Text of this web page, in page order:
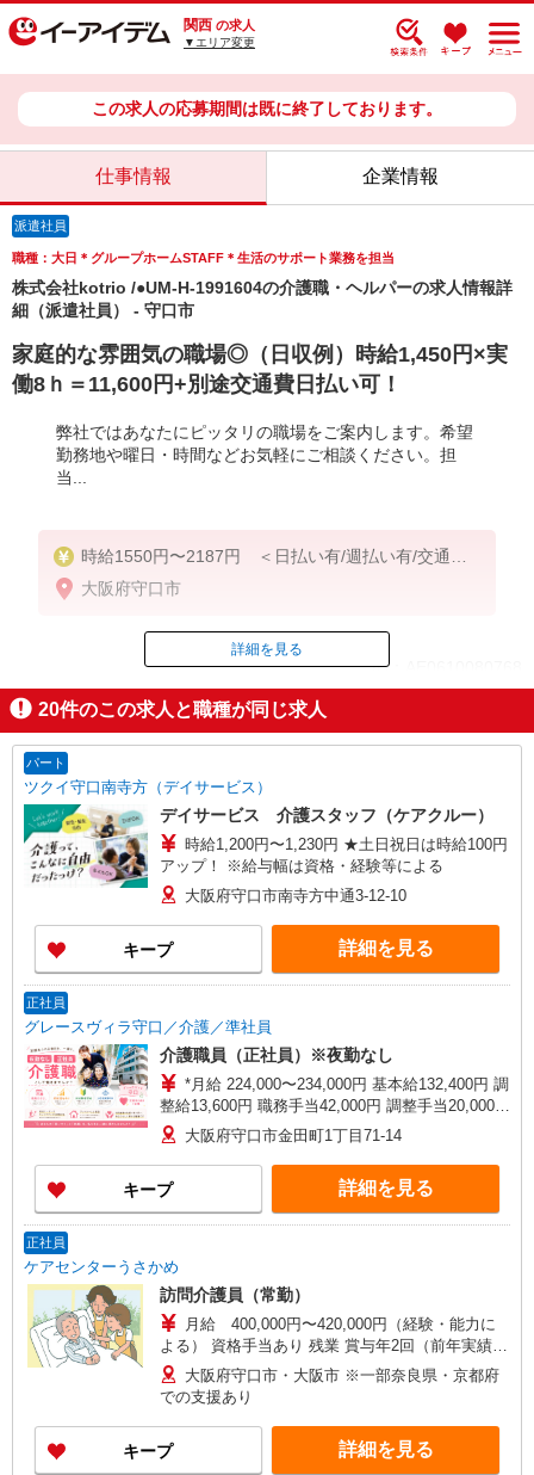
関西 の求人
▼エリア変更
この求人の応募期間は既に終了しております。
仕事情報 企業情報
派遣社員
職種：大日＊グループホームSTAFF＊生活のサポート業務を担当
株式会社kotrio /●UM-H-1991604の介護職・ヘルパーの求人情報詳
細（派遣社員） - 守口市
家庭的な雰囲気の職場◎（日収例）時給1,450円×実
働8ｈ＝11,600円+別途交通費日払い可！
弊社ではあなたにピッタリの職場をご案内します。希望
勤務地や曜日・時間などお気軽にご相談ください。担
当...
時給1550円〜2187円 ＜日払い有/週払い有/交通費
全支給(ガソリン代含む)＞
大阪府守口市
ID：AE0610080768
掲載期間終了
詳細を見る
20件のこの求人と職種が同じ求人
パート
ツクイ守口南寺方（デイサービス）
デイサービス 介護スタッフ（ケアクルー）
時給1,200円〜1,230円 ★土日祝日は時給100円
アップ！ ※給与幅は資格・経験等による
大阪府守口市南寺方中通3-12-10
キープ 詳細を見る
正社員
グレースヴィラ守口／介護／準社員
介護職員（正社員）※夜勤なし
*月給 224,000〜234,000円 基本給132,400円 調
整給13,600円 職務手当42,000円 調整手当20,000円
処遇改善手当16,000円〜／月※ 資格手当10,000円/
月（介護福祉士資格保有の方） *試用期間中の月
給 208,000〜218,000円 ※試用期間3ヶ月経過後か
ら支給 処遇改善手当16,000円〜／月
大阪府守口市金田町1丁目71-14
キープ 詳細を見る
正社員
ケアセンターうさかめ
訪問介護員（常勤）
月給 400,000円〜420,000円（経験・能力に
よる） 資格手当あり 残業 賞与年2回（前年実績
2〜2.5カ月）
大阪府守口市・大阪市 ※一部奈良県・京都府
での支援あり
キープ 詳細を見る